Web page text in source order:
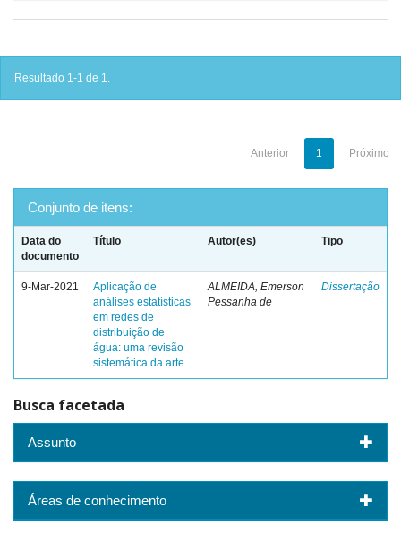
Resultado 1-1 de 1.
Anterior 1 Próximo
Conjunto de itens:
Data do
documento
Título Autor(es) Tipo
9-Mar-2021
Aplicação de
análises estatísticas
em redes de
distribuição de
água: uma revisão
sistemática da arte
ALMEIDA, Emerson
Pessanha de
Dissertação
Busca facetada
Assunto
Áreas de conhecimento